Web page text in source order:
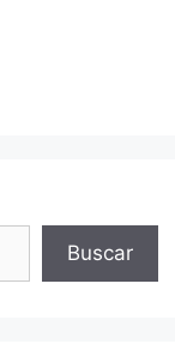
Buscar